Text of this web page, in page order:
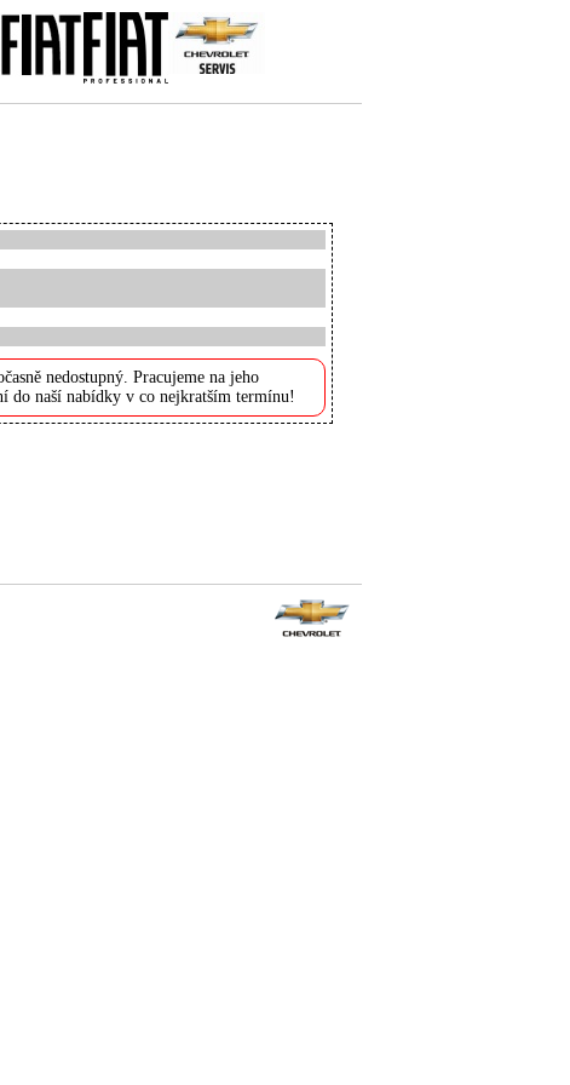
nedostupný. Pracujeme na jeho
do naší nabídky v co nejkratším termínu!